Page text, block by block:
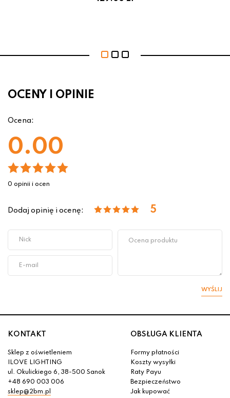
OCENY I OPINIE
Ocena:
0.00
0 opinii i ocen
Dodaj opinię i ocenę: 5
WYŚLIJ
KONTAKT
Sklep z oświetleniem
ILOVE LIGHTING
ul. Okulickiego 6, 38-500 Sanok
+48 690 003 006
sklep@2bm.pl
OBSŁUGA KLIENTA
Formy płatności
Koszty wysyłki
Raty Payu
Bezpieczeństwo
Jak kupować